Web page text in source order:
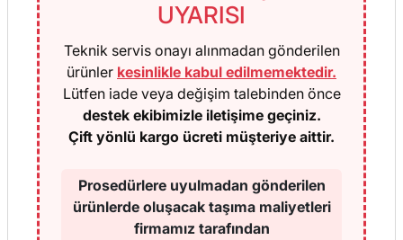
UYARISI
Teknik servis onayı alınmadan gönderilen
ürünler kesinlikle kabul edilmemektedir.
Lütfen iade veya değişim talebinden önce
destek ekibimizle iletişime geçiniz.
Çift yönlü kargo ücreti müşteriye aittir.
Prosedürlere uyulmadan gönderilen
ürünlerde oluşacak taşıma maliyetleri
firmamız tarafından